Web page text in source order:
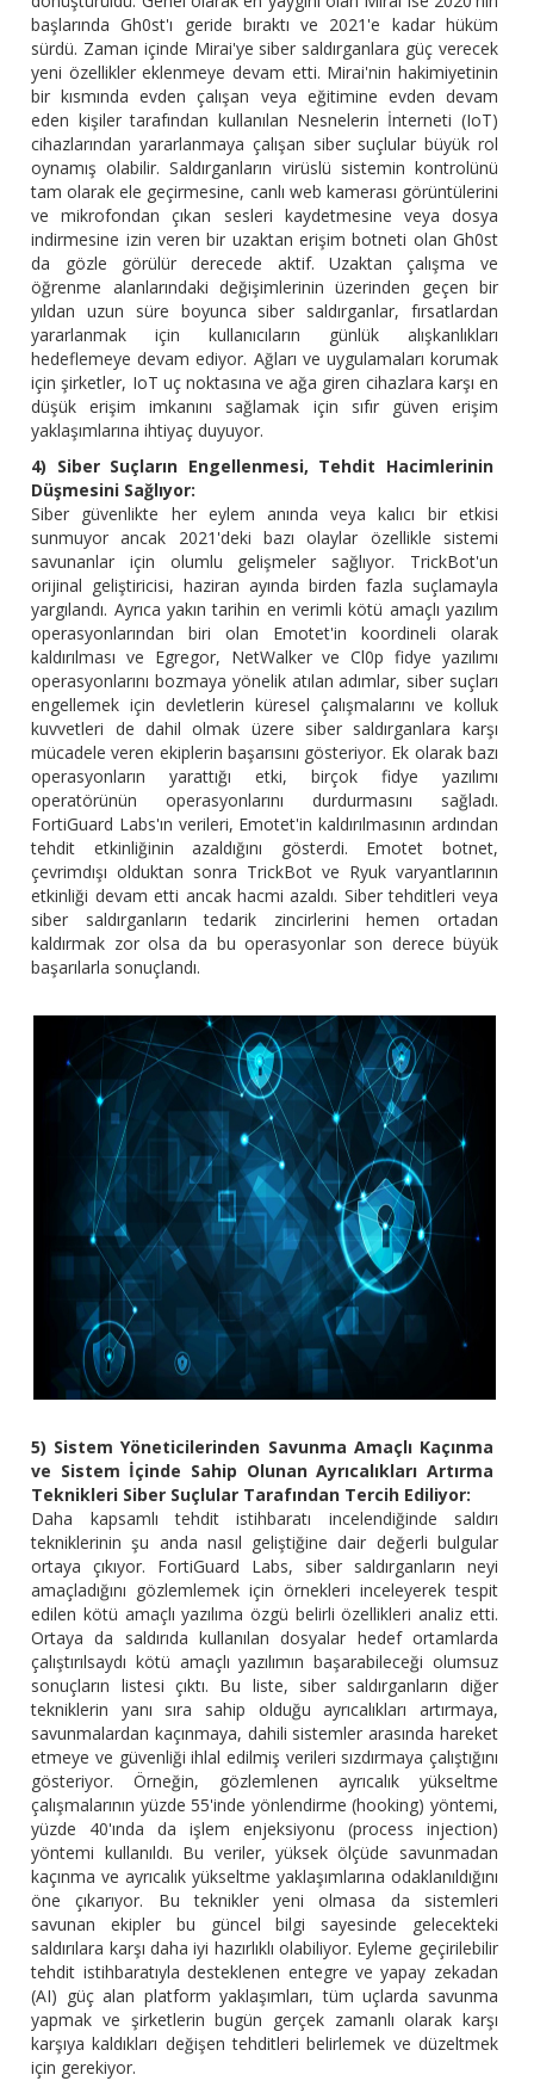
başlarında Gh0st'ı geride bıraktı ve 2021'e kadar hüküm
sürdü. Zaman içinde Mirai'ye siber saldırganlara güç verecek
yeni özellikler eklenmeye devam etti. Mirai'nin hakimiyetinin
bir kısmında evden çalışan veya eğitimine evden devam
eden kişiler tarafından kullanılan Nesnelerin İnterneti (IoT)
cihazlarından yararlanmaya çalışan siber suçlular büyük rol
oynamış olabilir. Saldırganların virüslü sistemin kontrolünü
tam olarak ele geçirmesine, canlı web kamerası görüntülerini
ve mikrofondan çıkan sesleri kaydetmesine veya dosya
indirmesine izin veren bir uzaktan erişim botneti olan Gh0st
da gözle görülür derecede aktif. Uzaktan çalışma ve
öğrenme alanlarındaki değişimlerinin üzerinden geçen bir
yıldan uzun süre boyunca siber saldırganlar, fırsatlardan
yararlanmak için kullanıcıların günlük alışkanlıkları
hedeflemeye devam ediyor. Ağları ve uygulamaları korumak
için şirketler, IoT uç noktasına ve ağa giren cihazlara karşı en
düşük erişim imkanını sağlamak için sıfır güven erişim
yaklaşımlarına ihtiyaç duyuyor.
4) Siber Suçların Engellenmesi, Tehdit Hacimlerinin
Düşmesini Sağlıyor:
Siber güvenlikte her eylem anında veya kalıcı bir etkisi
sunmuyor ancak 2021'deki bazı olaylar özellikle sistemi
savunanlar için olumlu gelişmeler sağlıyor. TrickBot'un
orijinal geliştiricisi, haziran ayında birden fazla suçlamayla
yargılandı. Ayrıca yakın tarihin en verimli kötü amaçlı yazılım
operasyonlarından biri olan Emotet'in koordineli olarak
kaldırılması ve Egregor, NetWalker ve Cl0p fidye yazılımı
operasyonlarını bozmaya yönelik atılan adımlar, siber suçları
engellemek için devletlerin küresel çalışmalarını ve kolluk
kuvvetleri de dahil olmak üzere siber saldırganlara karşı
mücadele veren ekiplerin başarısını gösteriyor. Ek olarak bazı
operasyonların yarattığı etki, birçok fidye yazılımı
operatörünün operasyonlarını durdurmasını sağladı.
FortiGuard Labs'ın verileri, Emotet'in kaldırılmasının ardından
tehdit etkinliğinin azaldığını gösterdi. Emotet botnet,
çevrimdışı olduktan sonra TrickBot ve Ryuk varyantlarının
etkinliği devam etti ancak hacmi azaldı. Siber tehditleri veya
siber saldırganların tedarik zincirlerini hemen ortadan
kaldırmak zor olsa da bu operasyonlar son derece büyük
başarılarla sonuçlandı.
5) Sistem Yöneticilerinden Savunma Amaçlı Kaçınma
ve Sistem İçinde Sahip Olunan Ayrıcalıkları Artırma
Teknikleri Siber Suçlular Tarafından Tercih Ediliyor:
Daha kapsamlı tehdit istihbaratı incelendiğinde saldırı
tekniklerinin şu anda nasıl geliştiğine dair değerli bulgular
ortaya çıkıyor. FortiGuard Labs, siber saldırganların neyi
amaçladığını gözlemlemek için örnekleri inceleyerek tespit
edilen kötü amaçlı yazılıma özgü belirli özellikleri analiz etti.
Ortaya da saldırıda kullanılan dosyalar hedef ortamlarda
çalıştırılsaydı kötü amaçlı yazılımın başarabileceği olumsuz
sonuçların listesi çıktı. Bu liste, siber saldırganların diğer
tekniklerin yanı sıra sahip olduğu ayrıcalıkları artırmaya,
savunmalardan kaçınmaya, dahili sistemler arasında hareket
etmeye ve güvenliği ihlal edilmiş verileri sızdırmaya çalıştığını
gösteriyor. Örneğin, gözlemlenen ayrıcalık yükseltme
çalışmalarının yüzde 55'inde yönlendirme (hooking) yöntemi,
yüzde 40'ında da işlem enjeksiyonu (process injection)
yöntemi kullanıldı. Bu veriler, yüksek ölçüde savunmadan
kaçınma ve ayrıcalık yükseltme yaklaşımlarına odaklanıldığını
öne çıkarıyor. Bu teknikler yeni olmasa da sistemleri
savunan ekipler bu güncel bilgi sayesinde gelecekteki
saldırılara karşı daha iyi hazırlıklı olabiliyor. Eyleme geçirilebilir
tehdit istihbaratıyla desteklenen entegre ve yapay zekadan
(AI) güç alan platform yaklaşımları, tüm uçlarda savunma
yapmak ve şirketlerin bugün gerçek zamanlı olarak karşı
karşıya kaldıkları değişen tehditleri belirlemek ve düzeltmek
için gerekiyor.